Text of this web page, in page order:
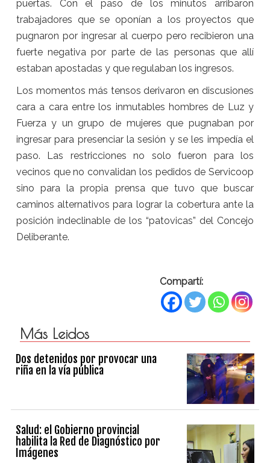
puertas. Con el paso de los minutos arribaron
trabajadores que se oponían a los proyectos que
pugnaron por ingresar al cuerpo pero recibieron una
fuerte negativa por parte de las personas que allí
estaban apostadas y que regulaban los ingresos.
Los momentos más tensos derivaron en discusiones
cara a cara entre los inmutables hombres de Luz y
Fuerza y un grupo de mujeres que pugnaban por
ingresar para presenciar la sesión y se les impedía el
paso. Las restricciones no solo fueron para los
vecinos que no convalidan los pedidos de Servicoop
sino para la propia prensa que tuvo que buscar
caminos alternativos para lograr la cobertura ante la
posición indeclinable de los “patovicas” del Concejo
Deliberante.
Compartí:
Más Leidos
Dos detenidos por provocar una
riña en la vía pública
Salud: el Gobierno provincial
habilita la Red de Diagnóstico por
Imágenes